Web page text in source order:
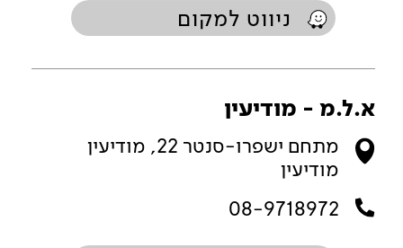
ניווט למקום
א.ל.מ - מודיעין
מתחם ישפרו-סנטר 22, מודיעין
מודיעין
08-9718972